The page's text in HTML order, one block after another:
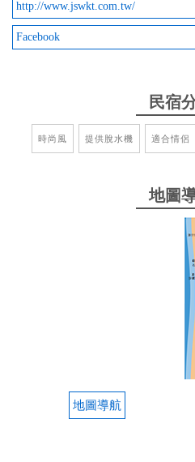
2025-10-07
超方便馬上逛， 一樓大
店家很客氣，而且整家
這間超推，看的出來店
2025-08-25
這次入住二館的VIP房
乾淨，浴室也非常乾淨
http://www.jswkt.com.tw/
Facebook
民宿
時尚風 提供脫水機 適合情侶
地圖
地圖導航